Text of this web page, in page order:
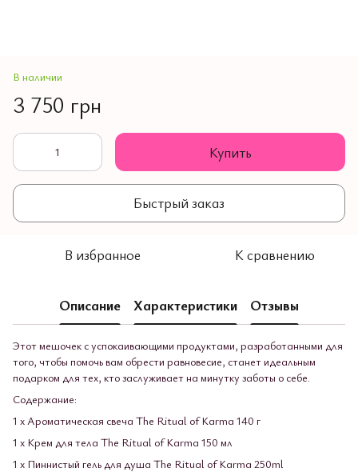
В наличии
3 750 грн
Купить
Быстрый заказ
В избранное К сравнению
Описание Характеристики Отзывы
Этот мешочек с успокаивающими продуктами, разработанными для
того, чтобы помочь вам обрести равновесие, станет идеальным
подарком для тех, кто заслуживает на минутку заботы о себе.
Содержание:
1 х Ароматическая свеча The Ritual of Karma 140 г
1 х Крем для тела The Ritual of Karma 150 мл
1 х Пиннистый гель для душа The Ritual of Karma 250ml